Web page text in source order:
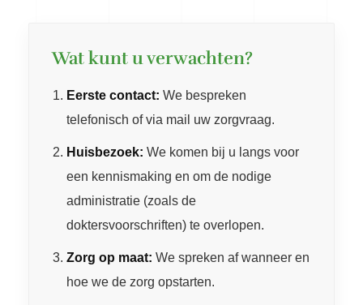
Wat kunt u verwachten?
Eerste contact: We bespreken
telefonisch of via mail uw zorgvraag.
Huisbezoek: We komen bij u langs voor
een kennismaking en om de nodige
administratie (zoals de
doktersvoorschriften) te overlopen.
Zorg op maat: We spreken af wanneer en
hoe we de zorg opstarten.